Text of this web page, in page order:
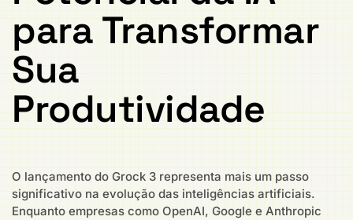
para Transformar
Sua
Produtividade
O lançamento do Grock 3 representa mais um passo
significativo na evolução das inteligências artificiais.
Enquanto empresas como OpenAI, Google e Anthropic